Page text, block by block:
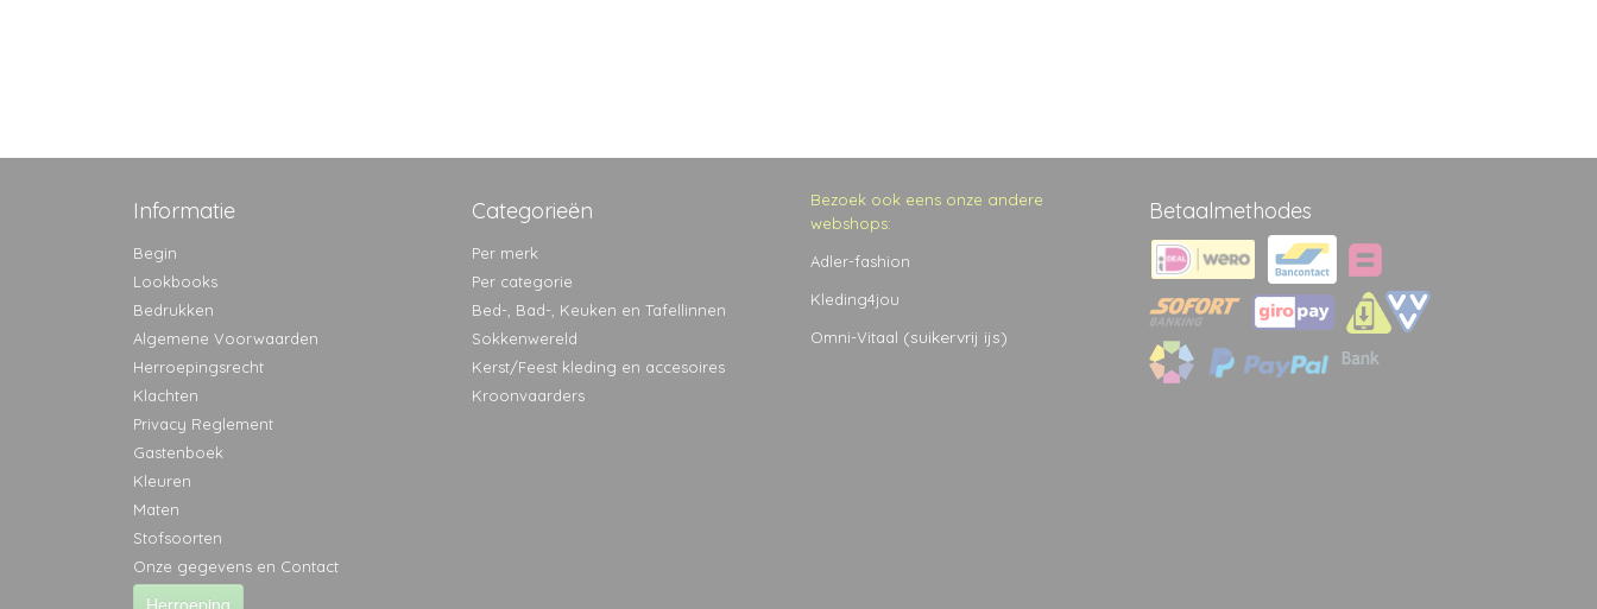
Informatie
Begin
Lookbooks
Bedrukken
Algemene Voorwaarden
Herroepingsrecht
Klachten
Privacy Reglement
Gastenboek
Kleuren
Maten
Stofsoorten
Onze gegevens en Contact
Herroeping
Categorieën
Per merk
Per categorie
Bed-, Bad-, Keuken en Tafellinnen
Sokkenwereld
Kerst/Feest kleding en accesoires
Kroonvaarders
Bezoek ook eens onze andere
webshops:
Adler-fashion
Kleding4jou
Omni-Vitaal (suikervrij ijs)
Betaalmethodes